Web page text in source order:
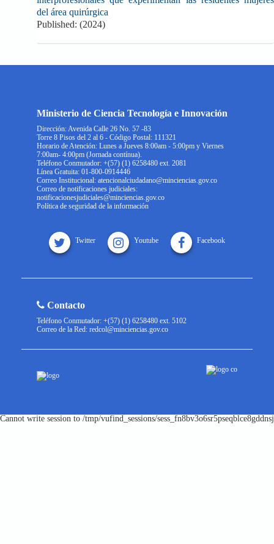
del área quirúrgica
Published: (2024)
Ministerio de Ciencia Tecnología e Innovación
Dirección: Avenida Calle 26 No. 57 -83
Torre 8 Pisos del 2 al 6 - Código Postal: 111321
Horario de Atención: Lunes a Jueves 8:00am - 5:00pm y Viernes
7:00am- 4:00pm (Jornada contínua).
Teléfono Conmutador: +(57) (1) 6258480 ext. 2081
Línea Gratuita: 01-800-0914446
Correo Institucional: atencionalciudadano@minciencias.gov.co
Correo de notificaciones judiciales:
notificacionesjudiciales@minciencias.gov.co
Política de seguridad de la información
Twitter Youtube Facebook
Contacto
Teléfono Conmutador: +(57) (1) 6258480 ext. 5102
Correo de la Red: redcol@minciencias.gov.co
Cannot write session to /tmp/vufind_sessions/sess_fn8bv3o6sr5pseqblce8gddnsj